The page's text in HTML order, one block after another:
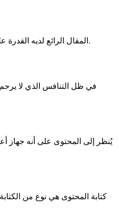
المقال الرائع لديه القدرة على استدعاء الرسم في المناقشة.
في ظل التنافس الذي لا يرحم
يُنظر إلى المحتوى على أنه جهاز
كتابة المحتوى هي نوع من الكتابة